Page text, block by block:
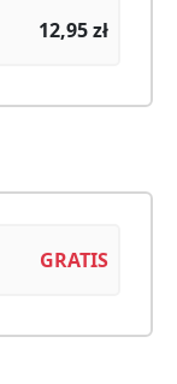
12,95zł
GRATIS